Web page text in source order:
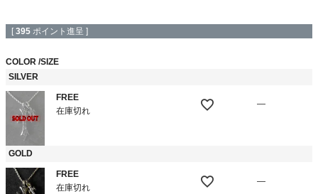
[ 395 ポイント進呈 ]
COLOR SIZE
SILVER
FREE
在庫切れ
—
GOLD
FREE
在庫切れ
—